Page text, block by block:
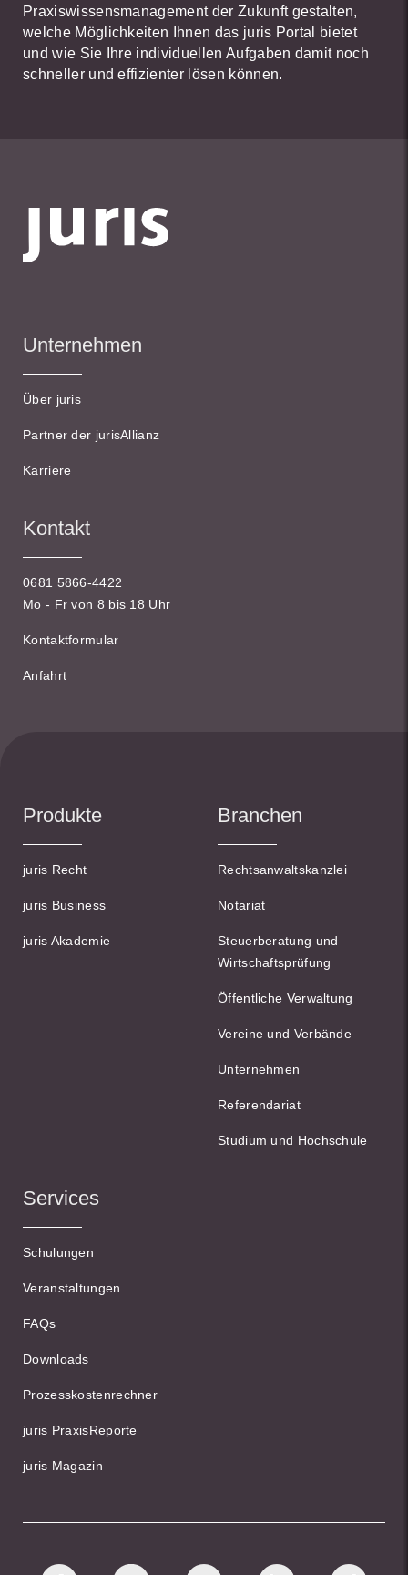
Praxiswissensmanagement der Zukunft gestalten,
welche Möglichkeiten Ihnen das juris Portal bietet
und wie Sie Ihre individuellen Aufgaben damit noch
schneller und effizienter lösen können.
Unternehmen
Über juris
Partner der jurisAllianz
Karriere
Kontakt
0681 5866-4422
Mo - Fr von 8 bis 18 Uhr
Kontaktformular
Anfahrt
Produkte
juris Recht
juris Business
juris Akademie
Branchen
Rechtsanwaltskanzlei
Notariat
Steuerberatung und
Wirtschaftsprüfung
Öffentliche Verwaltung
Vereine und Verbände
Unternehmen
Referendariat
Studium und Hochschule
Services
Schulungen
Veranstaltungen
FAQs
Downloads
Prozesskostenrechner
juris PraxisReporte
juris Magazin